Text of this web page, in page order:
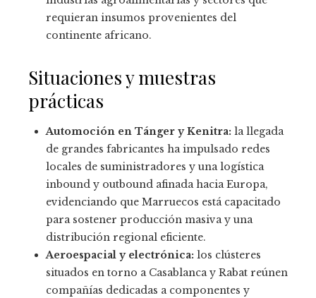
requieran insumos provenientes del
continente africano.
Situaciones y muestras
prácticas
Automoción en Tánger y Kenitra: la llegada
de grandes fabricantes ha impulsado redes
locales de suministradores y una logística
inbound y outbound afinada hacia Europa,
evidenciando que Marruecos está capacitado
para sostener producción masiva y una
distribución regional eficiente.
Aeroespacial y electrónica: los clústeres
situados en torno a Casablanca y Rabat reúnen
compañías dedicadas a componentes y